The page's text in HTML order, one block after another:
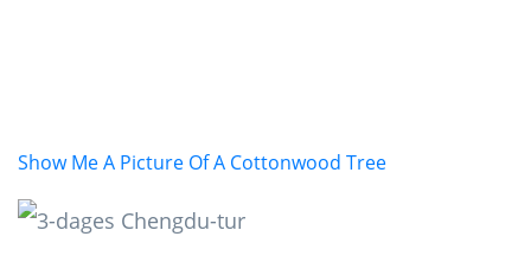
Show Me A Picture Of A Cottonwood Tree